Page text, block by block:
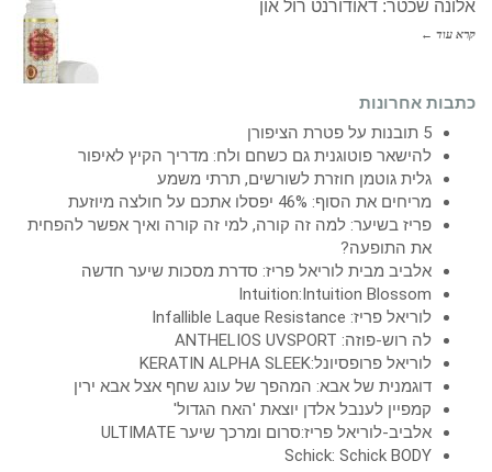
אלונה שכטר: דאודורנט רול און
קרא עוד ←
כתבות אחרונות
5 תובנות על פטרת הציפורן
להישאר פוטוגנית גם כשחם ולח: מדריך הקיץ לאיפור
גלית גוטמן חוזרת לשורשים, תרתי משמע
מריחים את הסוף: 46% יפסלו אתכם על חולצה מיוזעת
פריז בשיער: למה זה קורה, למי זה קורה ואיך אפשר להפחית
את התופעה?
אלביב מבית לוריאל פריז: סדרת מסכות שיער חדשה
Intuition:Intuition Blossom
לוריאל פריז: Infallible Laque Resistance
לה רוש-פוזה: ANTHELIOS UVSPORT
לוריאל פרופסיונל:KERATIN ALPHA SLEEK
דוגמנית של אבא: המהפך של עונג שחף אצל אבא ירין
קמפיין לענבל אלדן יוצאת 'האח הגדול'
אלביב-לוריאל פריז:סרום ומרכך שיער ULTIMATE
Schick: Schick BODY